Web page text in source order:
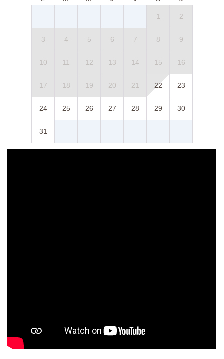
1 2
3 4 5 6 7 8 9
10 11 12 13 14 15 16
17 18 19 20 21 22 23
24 25 26 27 28 29 30
31